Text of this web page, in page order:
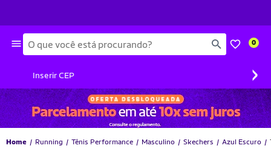
Busca 0
Inserir CEP ›
Home Running Tênis Performance Masculino Skechers Azul Escuro